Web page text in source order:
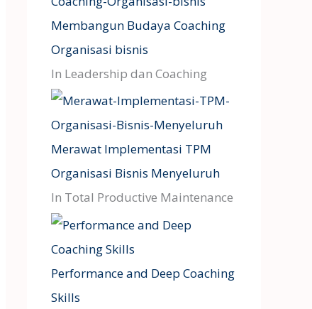
Membangun Budaya Coaching
Organisasi bisnis
In Leadership dan Coaching
Merawat Implementasi TPM
Organisasi Bisnis Menyeluruh
In Total Productive Maintenance
Performance and Deep Coaching
Skills